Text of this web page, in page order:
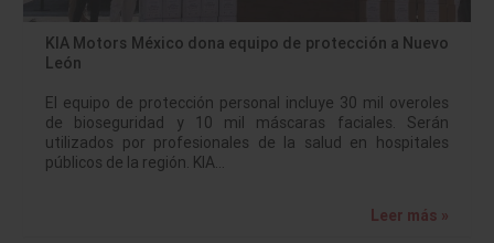
KIA Motors México dona equipo de protección a Nuevo
León
El equipo de protección personal incluye 30 mil overoles
de bioseguridad y 10 mil máscaras faciales. Serán
utilizados por profesionales de la salud en hospitales
públicos de la región. KIA…
Leer más »